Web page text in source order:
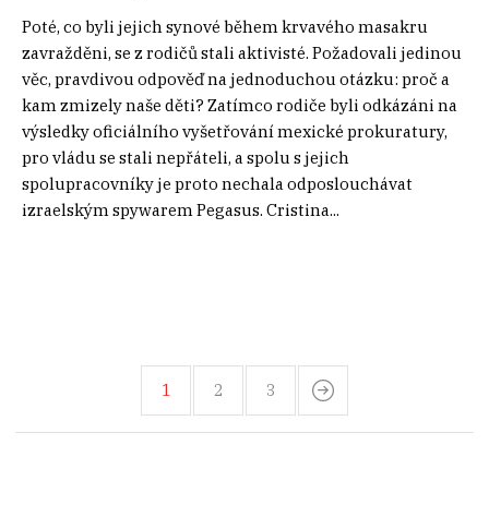
Poté, co byli jejich synové během krvavého masakru
zavražděni, se z rodičů stali aktivisté. Požadovali jedinou
věc, pravdivou odpověď na jednoduchou otázku: proč a
kam zmizely naše děti? Zatímco rodiče byli odkázáni na
výsledky oficiálního vyšetřování mexické prokuratury,
pro vládu se stali nepřáteli, a spolu s jejich
spolupracovníky je proto nechala odposlouchávat
izraelským spywarem Pegasus. Cristina...
1 2 3